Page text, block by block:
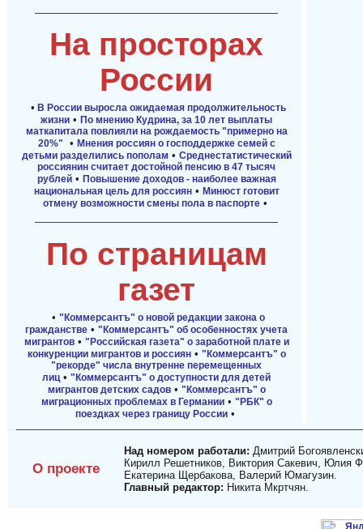
На просторах
России
• В России выросла ожидаемая продолжительность
жизни • По мнению Кудрина, за 10 лет выплаты
маткапитала повлияли на рождаемость "примерно на
20%" • Мнения россиян о господдержке семей с
детьми разделились пополам • Среднестатистический
россиянин считает достойной пенсию в 47 тысяч
рублей• Повышение доходов - наиболее важная
национальная цель для россиян• Минюст готовит
отмену возможности смены пола в паспорте•
По страницам
газет
• "Коммерсантъ" о новой редакции закона о
гражданстве • "Коммерсантъ" об особенностях учета
мигрантов• "Российская газета" о заработной плате и
конкуренции мигрантов и россиян• "Коммерсантъ" о
"рекорде" числа внутренне перемещенных
лиц • "Коммерсантъ" о доступности для детей
мигрантов детских садов• "Коммерсантъ" о
миграционных проблемах в Германии• "РБК" о
поездках через границу России•
О проекте
Над номером работали: Дмитрий
Кирилл Решетников, Виктория Сакевич, Юлия
Екатерина Щербакова, Валерий Юмагузин.
Главный редактор: Никита Мкртчян.